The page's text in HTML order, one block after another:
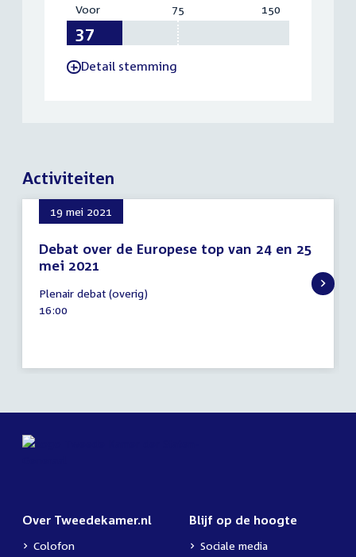
Voor:
75 150
-Detail stemming
Activiteiten
19 mei 2021
Debat over de Europese top van 24 en 25
mei 2021
mei
2021
Plenair debat (overig)
Tijd
16:00
Over Tweedekamer.nl
Colofon
Blijf op de hoogte
Sociale media